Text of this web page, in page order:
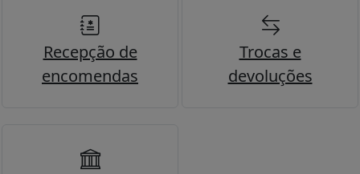
Recepção de
encomendas
Trocas e
devoluções